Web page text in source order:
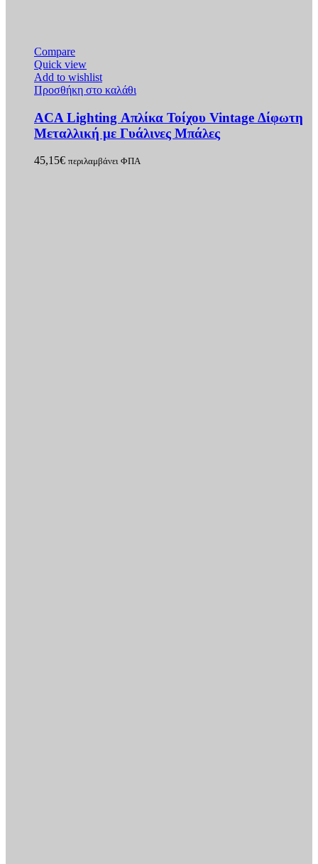
Compare
Quick view
Add to wishlist
Προσθήκη στο καλάθι
ACA Lighting Απλίκα Τοίχου Vintage Δίφωτη
Μεταλλική με Γυάλινες Μπάλες
45,15€ περιλαμβάνει ΦΠΑ